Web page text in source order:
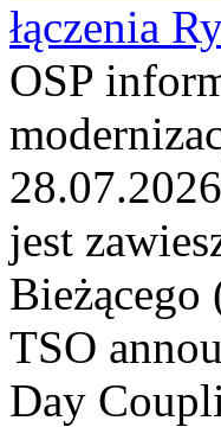
łączenia
OSP
jest
Bieżącego
TSO
Day